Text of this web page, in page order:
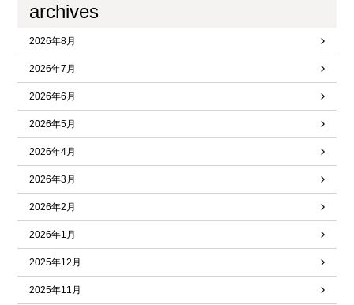
archives
2026年8月
2026年7月
2026年6月
2026年5月
2026年4月
2026年3月
2026年2月
2026年1月
2025年12月
2025年11月